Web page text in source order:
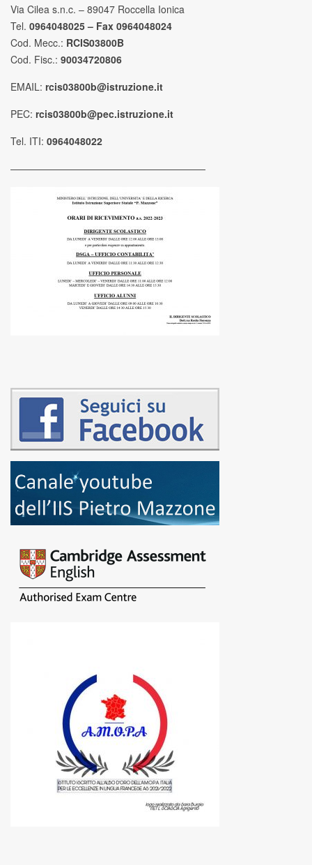
Via Cilea s.n.c. – 89047 Roccella Ionica
Tel. 0964048025 – Fax 0964048024
Cod. Mecc.: RCIS03800B
Cod. Fisc.: 90034720806
EMAIL: rcis03800b@istruzione.it
PEC: rcis03800b@pec.istruzione.it
Tel. ITI: 0964048022
————————————————————